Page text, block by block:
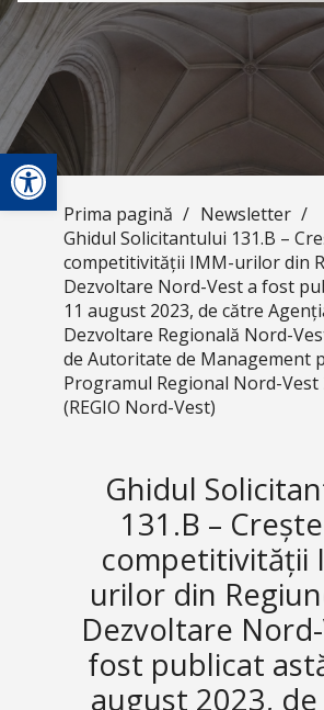
Deschide bara de unelte
Prima pagină / Newsletter /
Ghidul Solicitantului 131.B –
competitivității IMM-urilor din
Dezvoltare Nord-Vest a fost
11 august 2023, de către
Dezvoltare Regională Nord-
de Autoritate de Management
Programul Regional Nord-Vest
(REGIO Nord-Vest)
Ghidul
131.B –
competitivității
urilor din
Dezvoltare
fost publicat
august 2023,